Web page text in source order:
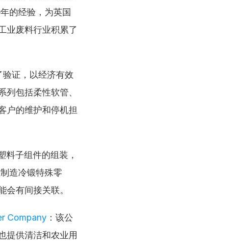
的经验，为英国
业废料行业积累了
验证，以经济有效
包括柔性软管、
户的维护和停机担
料子组件的组装，
造冷锻特殊零
有间接关联。
Company ：该公
提供清洁和农业用